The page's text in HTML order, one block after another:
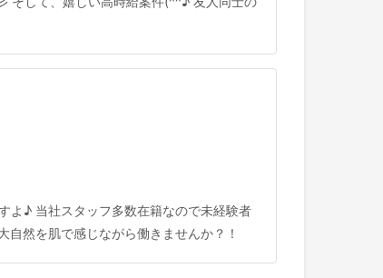
よ♪ 当社スタッフ多数在籍なので未経験者
然を肌で感じながら働きませんか？！